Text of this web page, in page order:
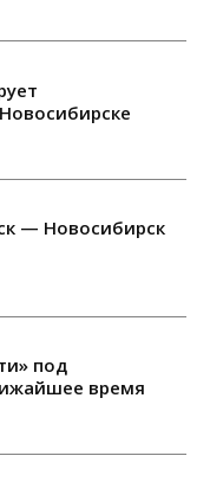
— Новосибирск
под
время